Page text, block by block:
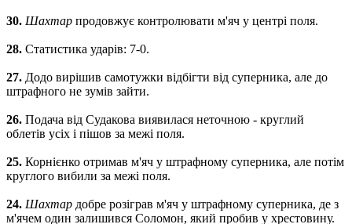
30. Шахтар продовжує контролювати м'яч у центрі поля.
28. Статистика ударів: 7-0.
27. Додо вирішив самотужки відбігти від суперника, але до
штрафного не зумів зайти.
26. Подача від Судакова виявилася неточною - круглий
облетів усіх і пішов за межі поля.
25. Корнієнко отримав м'яч у штрафному суперника, але потім
круглого вибили за межі поля.
24. Шахтар добре розіграв м'яч у штрафному суперника, де з
м'ячем один залишився Соломон, який пробив у хрестовину.